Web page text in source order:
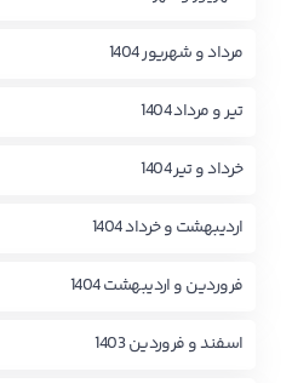
مرداد و شهریور 1404
تیر و مرداد 1404
خرداد و تیر 1404
اردیبهشت و خرداد 1404
فروردین و اردیبهشت 1404
اسفند و فروردین 1403